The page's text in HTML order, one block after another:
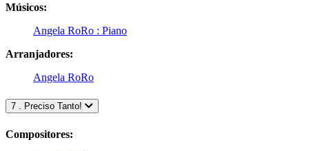
Músicos:
Angela RoRo : Piano
Arranjadores:
Angela RoRo
7 . Preciso Tanto!
Compositores: